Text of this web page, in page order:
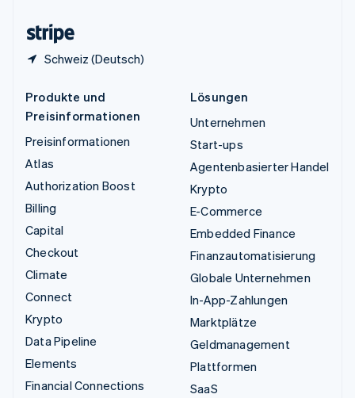
Schweiz (Deutsch)
Produkte und
Preisinformationen
Preisinformationen
Atlas
Authorization Boost
Billing
Capital
Checkout
Climate
Connect
Krypto
Data Pipeline
Elements
Financial Connections
Lösungen
Unternehmen
Start-ups
Agentenbasierter Handel
Krypto
E-Commerce
Embedded Finance
Finanzautomatisierung
Globale Unternehmen
In-App-Zahlungen
Marktplätze
Geldmanagement
Plattformen
SaaS